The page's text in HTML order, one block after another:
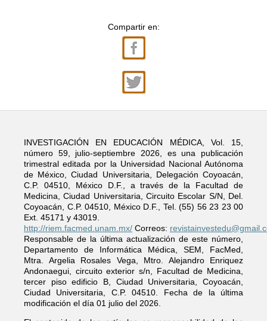
Compartir en:
INVESTIGACIÓN EN EDUCACIÓN MÉDICA, Vol. 15,
número 59, julio-septiembre 2026, es una publicación
trimestral editada por la Universidad Nacional Autónoma
de México, Ciudad Universitaria, Delegación Coyoacán,
C.P. 04510, México D.F., a través de la Facultad de
Medicina, Ciudad Universitaria, Circuito Escolar S/N, Del.
Coyoacán, C.P. 04510, México D.F., Tel. (55) 56 23 23 00
Ext. 45171 y 43019.
http://riem.facmed.unam.mx/ Correos:
Responsable de la última actualización de este número,
Departamento de Informática Médica, SEM, FacMed,
Mtra. Argelia Rosales Vega, Mtro. Alejandro Enriquez
Andonaegui, circuito exterior s/n, Facultad de Medicina,
tercer piso edificio B, Ciudad Universitaria, Coyoacán,
Ciudad Universitaria, C.P. 04510. Fecha de la última
modificación el día 01 julio del 2026.